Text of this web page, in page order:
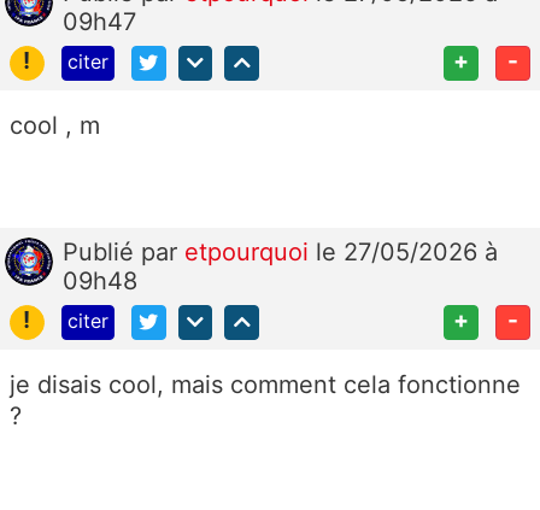
09h47
!
citer + -
cool , m
Publié par etpourquoi le 27/05/2026 à
09h48
!
citer + -
je disais cool, mais comment cela fonctionne
?